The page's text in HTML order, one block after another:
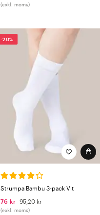
(exkl. moms)
-20%
Strumpa Bambu 3-pack Vit
76 kr 95,20 kr
(exkl. moms)